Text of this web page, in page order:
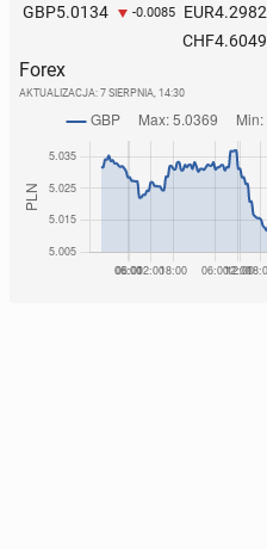
GBP5.0134 -0.0085 EUR4.2982
CHF4.6049
Forex
AKTUALIZACJA: 7 SIERPNIA, 14:30